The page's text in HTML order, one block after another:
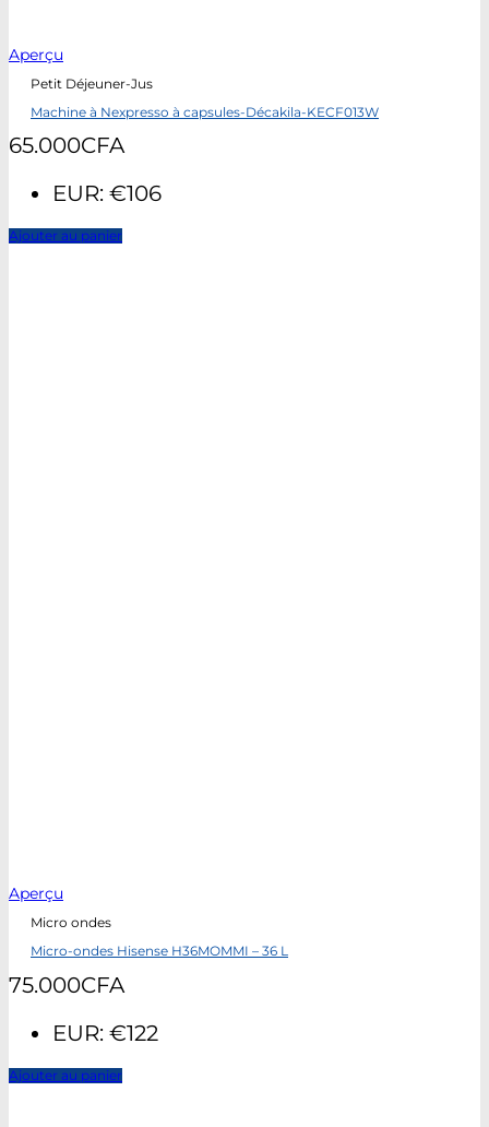
Aperçu
Petit Déjeuner-Jus
Machine à Nexpresso à capsules-Décakila-KECF013W
65.000CFA
EUR: €106
Ajouter au panier
Aperçu
Micro ondes
Micro-ondes Hisense H36MOMMI – 36 L
75.000CFA
EUR: €122
Ajouter au panier